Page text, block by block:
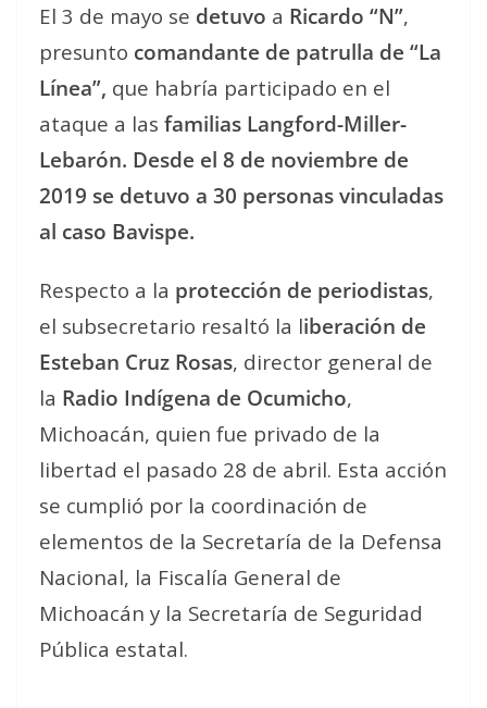
El 3 de mayo se detuvo a Ricardo “N”,
presunto comandante de patrulla de “La
Línea”, que habría participado en el
ataque a las familias Langford-Miller-
Lebarón. Desde el 8 de noviembre de
2019 se detuvo a 30 personas vinculadas
al caso Bavispe.
Respecto a la protección de periodistas,
el subsecretario resaltó la liberación de
Esteban Cruz Rosas, director general de
la Radio Indígena de Ocumicho,
Michoacán, quien fue privado de la
libertad el pasado 28 de abril. Esta acción
se cumplió por la coordinación de
elementos de la Secretaría de la Defensa
Nacional, la Fiscalía General de
Michoacán y la Secretaría de Seguridad
Pública estatal.